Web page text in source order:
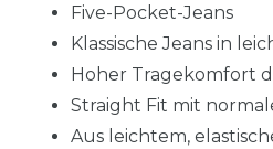
Five-Pocket-Jeans
Klassische Jeans in
Hoher Tragekomfort
Straight Fit mit
Aus leichtem,